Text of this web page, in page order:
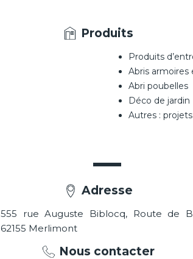
Produits
Produits
Abris armoires
Abri poubelles
Déco de jardin
Autres :
Adresse
555 rue Auguste Biblocq, Route de
62155 Merlimont
Nous contacter